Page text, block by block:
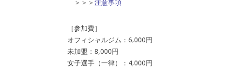
＞＞＞注意事項
［参加費］
オフィシャルジム：6,000円
未加盟：8,000円
女子選手（一律）：4,000円